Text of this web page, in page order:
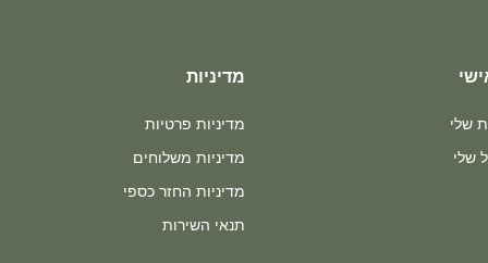
שלי
שלי
מדיניות
מדיניות פרטיות
מדיניות משלוחים
מדיניות החזר כספי
תנאי השירות